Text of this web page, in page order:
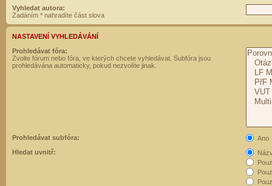
Vyhledat autora:
Zadáním * nahradíte část slova
NASTAVENÍ VYHLEDÁVÁNÍ
Prohledávat fóra:
Zvolte fórum nebo fóra, ve kterých chcete vyhledávat. Subfóra jsou
prohledávána automaticky, pokud nezvolíte jinak.
Prohledávat subfóra:
Ano
Hledat uvnitř: